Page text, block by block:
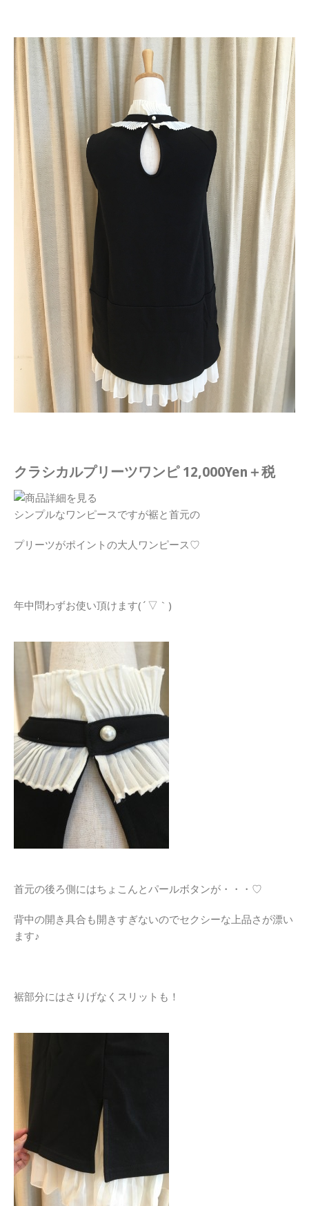
クラシカルプリーツワンピ 12,000Yen＋税
シンプルなワンピースですが裾と首元の
プリーツがポイントの大人ワンピース♡
年中問わずお使い頂けます(´▽｀)
首元の後ろ側にはちょこんとパールボタンが・・・♡
背中の開き具合も開きすぎないのでセクシーな上品さが漂い
ます♪
裾部分にはさりげなくスリットも！